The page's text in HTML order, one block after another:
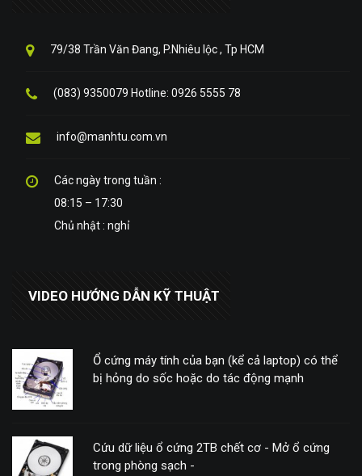
79/38 Trần Văn Đang, P.Nhiêu lộc , Tp HCM
(083) 9350079 Hotline: 0926 5555 78
info@manhtu.com.vn
Các ngày trong tuần :
08:15 – 17:30
Chủ nhật : nghỉ
VIDEO HƯỚNG DẪN KỸ THUẬT
Ổ cứng máy tính của bạn (kể cả laptop) có thể
bị hỏng do sốc hoặc do tác động mạnh
Cứu dữ liệu ổ cứng 2TB chết cơ - Mở ổ cứng
trong phòng sạch -